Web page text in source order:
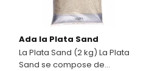
Ada la Plata Sand
La Plata Sand (2 kg) La Plata
Sand se compose de...